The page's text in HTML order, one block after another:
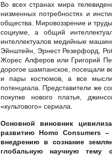
Во всех странах мира
низменных потребностях и
общества. Мировоззрение и
социуме, а общий
интеллектуалов медийные
Эйнштейн, Эрнест Резерфорд,
Жорес Алферов или Григорий
дорогое шампанское, посещали
и пары костюмов, а все мысли
потенциала. Представители же
покупке нового платья,
«культового» сериала.
Основной виновник
развитию Homo Consumers–
внедрению в сознание
глобальную научную тему